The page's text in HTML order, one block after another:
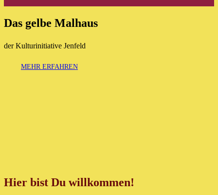
Das gelbe Malhaus
der Kulturinitiative Jenfeld
MEHR ERFAHREN
Hier bist Du willkommen!